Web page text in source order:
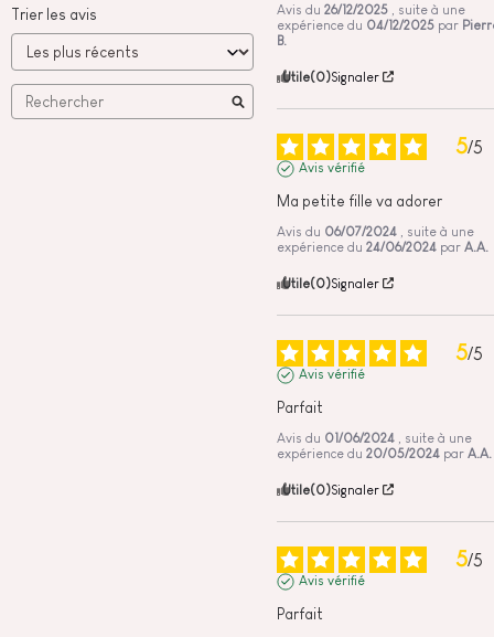
Trier les avis Avis du 26/12/2025
, suite à une
expérience du 04/12/2025 par
B.
Utile(0)Signaler
5/5
Avis vérifié
Ma petite fille va adorer
Avis du 06/07/2024
, suite à une
expérience du 24/06/2024 par A.A.
Utile(0)Signaler
5/5
Avis vérifié
Parfait
Avis du 01/06/2024
, suite à une
expérience du 20/05/2024 par A.A.
Utile(0)Signaler
5/5
Avis vérifié
Parfait